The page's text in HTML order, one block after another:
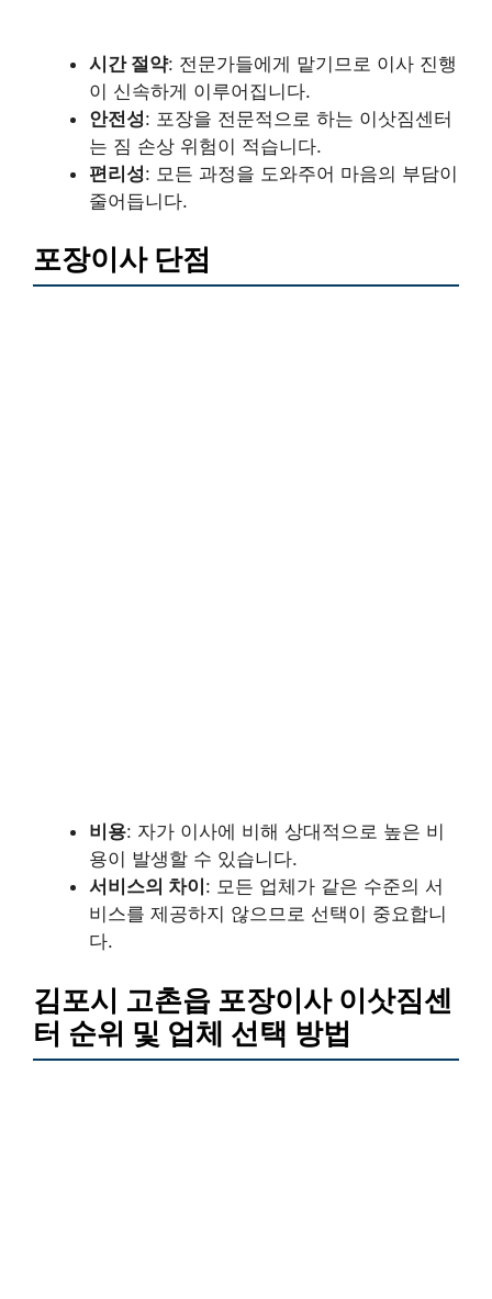
시간 절약: 전문가들에게 맡기므로 이사 진행
이 신속하게 이루어집니다.
안전성: 포장을 전문적으로 하는 이삿짐센터
는 짐 손상 위험이 적습니다.
편리성: 모든 과정을 도와주어 마음의 부담이
줄어듭니다.
포장이사 단점
비용: 자가 이사에 비해 상대적으로 높은 비
용이 발생할 수 있습니다.
서비스의 차이 : 모든 업체가 같은 수준의 서
비스를 제공하지 않으므로 선택이 중요합니
다.
김포시 고촌읍 포장이사 이삿짐센
터 순위 및 업체 선택 방법